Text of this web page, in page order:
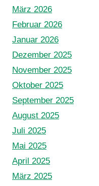
März 2026
Februar 2026
Januar 2026
Dezember 2025
November 2025
Oktober 2025
September 2025
August 2025
Juli 2025
Mai 2025
April 2025
März 2025